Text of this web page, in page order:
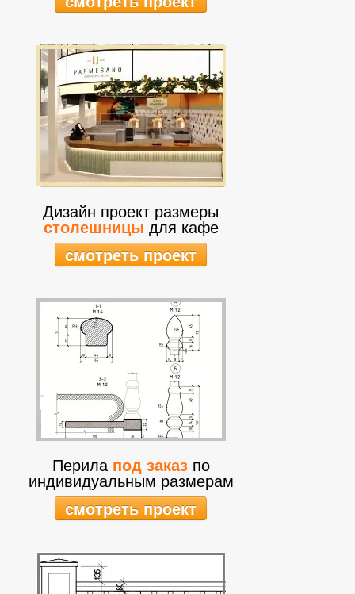
Дизайн проект размеры
столешницы для кафе
смотреть проект
Перила под заказпо
индивидуальным размерам
смотреть проект